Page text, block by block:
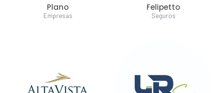
Plano
Empresas
Felipetto
Seguros